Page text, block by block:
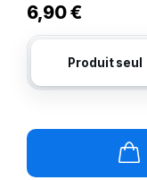
6,90 €
Produit seul